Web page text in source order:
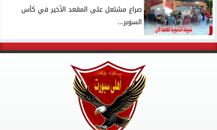
صراع مشتعل على المقعد الأخير في كأس
السوبر...